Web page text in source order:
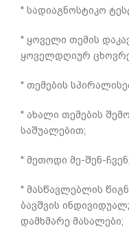
* სადიაგნოსტიკო
* ყოველი თემის
ყოველდღიურ
* თემების
* ახალი თემების
საშუალებით;
* მეთოდი მე-შენ-ჩვენ;
* მასწავლებლის
ბავშვის
დამხმარე მასალები;